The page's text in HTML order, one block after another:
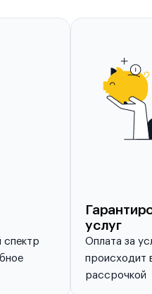
спектр
услуг
Оплата за
происходит
рассрочкой